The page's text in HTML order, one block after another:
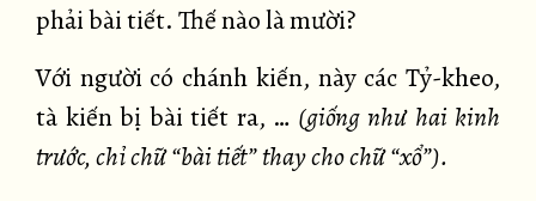
phải bài tiết. Thế nào là mười?
Với người có chánh kiến, này các Tỷ-kheo,
tà kiến bị bài tiết ra, … (giống như hai kinh
trước, chỉ chữ “bài tiết” thay cho chữ “xổ”).